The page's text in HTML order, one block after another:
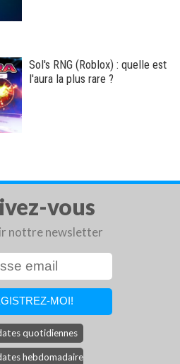
Sol's RNG (Roblox) : quelle est
l'aura la plus rare ?
vous
nottre newsletter
quotidiennes
hebdomadaires